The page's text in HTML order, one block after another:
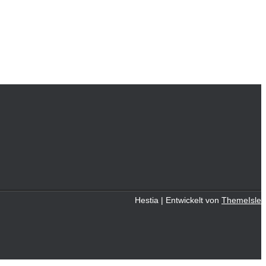
Hestia | Entwickelt von ThemeIsle